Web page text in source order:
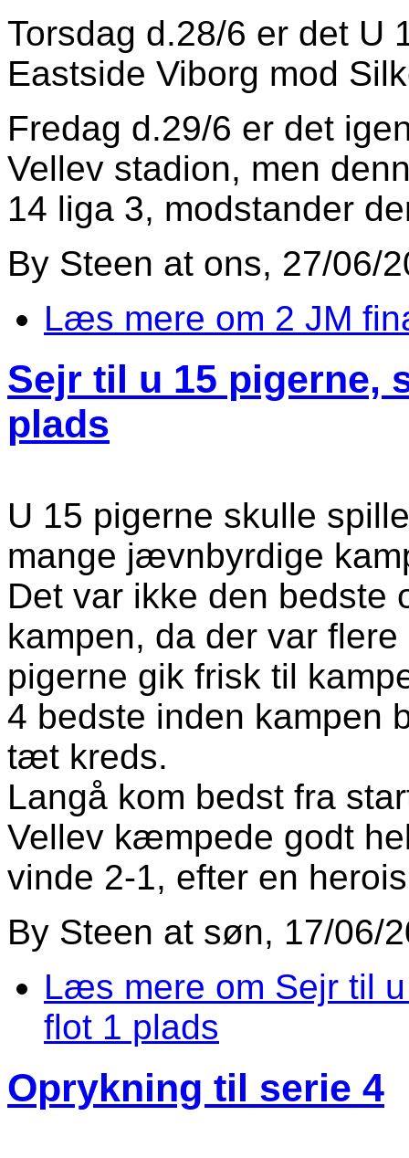
Torsdag d.28/6 er det U
Eastside Viborg mod
Fredag d.29/6 er det
Vellev stadion, men
14 liga 3, modstander
By Steen at ons, 27/06/
Læs mere om 2 JM
Sejr til u 15 pigerne,
plads
U 15 pigerne skulle
mange jævnbyrdige
Det var ikke den bedste
kampen, da der var
pigerne gik frisk til
4 bedste inden kampen
tæt kreds.
Langå kom bedst fra
Vellev kæmpede godt
vinde 2-1, efter en
By Steen at søn, 17/06/
Læs mere om Sejr til
flot 1 plads
Oprykning til serie 4